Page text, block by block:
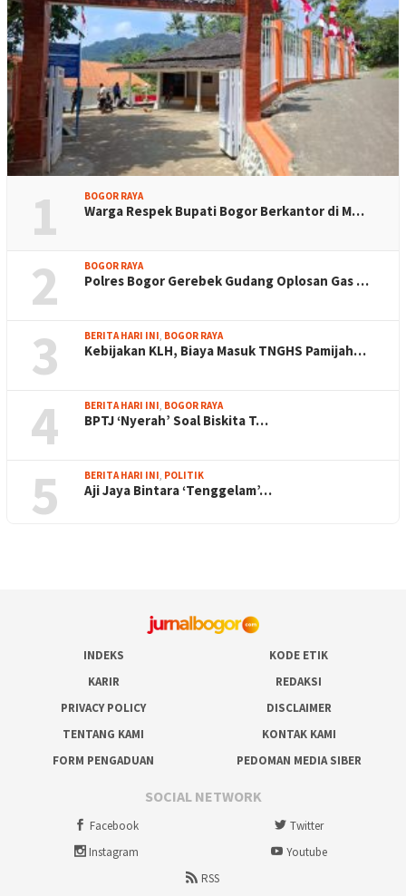
1 BOGOR RAYA
Warga Respek Bupati Bogor Berkantor di M…
2 BOGOR RAYA
Polres Bogor Gerebek Gudang Oplosan Gas …
3 BERITA HARI INI, BOGOR RAYA
Kebijakan KLH, Biaya Masuk TNGHS Pamijah…
4 BERITA HARI INI, BOGOR RAYA
BPTJ ‘Nyerah’ Soal Biskita T…
5 BERITA HARI INI, POLITIK
Aji Jaya Bintara ‘Tenggelam’…
INDEKS
KODE ETIK
KARIR
REDAKSI
PRIVACY POLICY
DISCLAIMER
TENTANG KAMI
KONTAK KAMI
FORM PENGADUAN
PEDOMAN MEDIA SIBER
SOCIAL NETWORK
Facebook
Twitter
Instagram
Youtube
RSS